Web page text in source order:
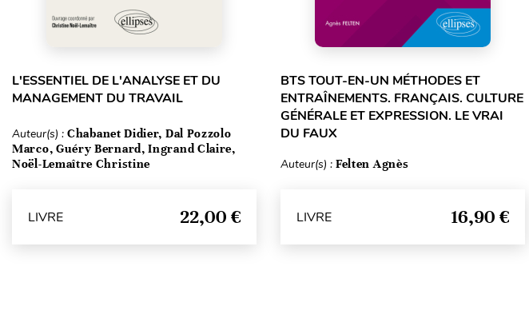
L'ESSENTIEL DE L'ANALYSE ET DU
MANAGEMENT DU TRAVAIL
Auteur(s) : Chabanet Didier, Dal Pozzolo
Marco, Guéry Bernard, Ingrand Claire,
Noël-Lemaître Christine
LIVRE 22,00 €
BTS TOUT-EN-UN MÉTHODES ET
ENTRAÎNEMENTS. FRANÇAIS. CULTURE
GÉNÉRALE ET EXPRESSION. LE VRAI
DU FAUX
Auteur(s) : Felten Agnès
LIVRE 16,90 €